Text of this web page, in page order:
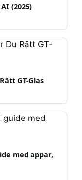
(2025)
GT-Glas
med appar,